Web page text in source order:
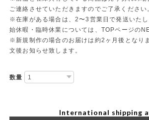
ご連絡させていただきますのでご了承ください
※在庫がある場合は、2〜3営業日で発送いた
始休暇・臨時休業については、TOPページの
※新規制作の場合のお届けは約2ヶ月後となり
文後お知らせ致します。
数量
International shipping